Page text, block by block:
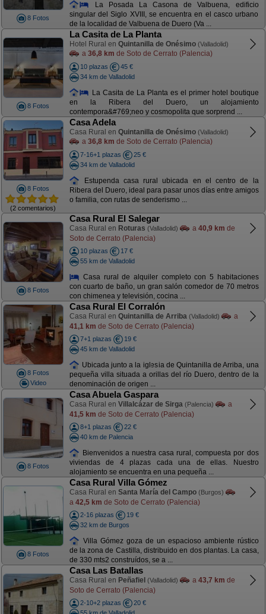
8 Fotos
La Posada La Casona de Valbuena, edificio
singular del Siglo XVIII, se encuentra en el casco urbano
de la localidad de Valbuena de Duero (Va ...
8 Fotos
La Casita de La Planta
Hotel Rural en Quintanilla de Onésimo (Valladolid)
a 36,8 km de Soto de Cerrato (Palencia)
10 plazas
45 €
34 km de Valladolid
La Casita de La Planta es el primer hotel boutique
en la Ribera del Duero, un alojamiento
contempora&#769;neo y cosmopolita que sorprend ...
8 Fotos
(2 comentarios)
Casa Adela
Casa Rural en Quintanilla de Onésimo (Valladolid)
a 36,8 km de Soto de Cerrato (Palencia)
7-16+1 plazas
25 €
34 km de Valladolid
Estupenda casa rural ubicada en el centro de la
Ribera del Duero, ideal para pasar unos días entre amigos
o familia, con rutas de senderismo ...
8 Fotos
Casa Rural El Salegar
Casa Rural en Roturas (Valladolid) a 40,9 km de
Soto de Cerrato (Palencia)
10 plazas
17 €
55 km de Valladolid
Casa rural de alquiler completo con 5 habitaciones
con cuarto de baño, un gran salón comedor de 70 metros
con chimenea y televisión, cocina ...
8 Fotos
Video
Casa Rural El Corralón
Casa Rural en Quintanilla de Arriba (Valladolid)
a
41,1 km de Soto de Cerrato (Palencia)
7+1 plazas
19 €
45 km de Valladolid
Ubicada junto a la iglesia de Quintanilla de Arriba, una
pequeña villa situada a orillas del río Duero, dentro de la
denominación de origen ...
8 Fotos
Casa Abuela Gaspara
Casa Rural en Villalcázar de Sirga (Palencia)
a
41,5 km de Soto de Cerrato (Palencia)
8+1 plazas
22 €
40 km de Palencia
Bienvenidos a nuestra casa rural, compuesta por dos
viviendas de 4 plazas cada una de ellas. Nuestro
alojamiento se encuentra en una pequeña ...
8 Fotos
Casa Rural Villa Gómez
Casa Rural en Santa María del Campo (Burgos)
a 42,5 km de Soto de Cerrato (Palencia)
2-16 plazas
19 €
32 km de Burgos
Villa Gómez goza de un espacioso ambiente rústico
de la zona de Castilla, distribuido en dos plantas. La casa,
de 330 mts2 construídos, se a ...
Casa Las Batallas
Casa Rural en Peñafiel (Valladolid) a 43,7 km de
Soto de Cerrato (Palencia)
2-10+2 plazas
20 €